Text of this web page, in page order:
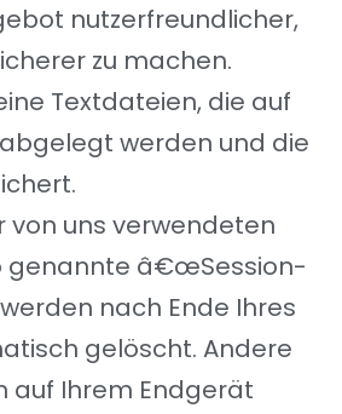
nutzerfreundlicher,
zu machen.
Textdateien, die auf
werden und die
von uns verwendeten
genannte â€œSession-
werden nach Ende Ihres
gelöscht. Andere
auf Ihrem Endgerät